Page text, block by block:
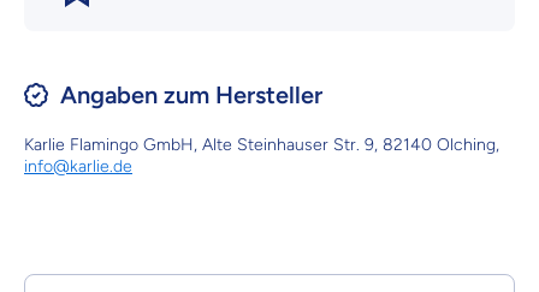
Angaben zum Hersteller
Karlie Flamingo GmbH, Alte Steinhauser Str. 9, 82140 Olching,
info@karlie.de